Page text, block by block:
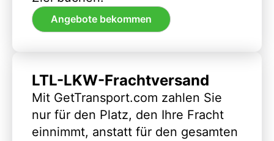
Angebote bekommen
LTL-LKW-Frachtversand
Mit GetTransport.com zahlen Sie
nur für den Platz, den Ihre Fracht
einnimmt, anstatt für den gesamten